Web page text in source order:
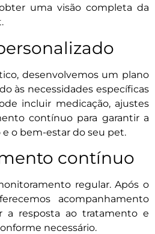
uma visão completa da
desenvolvemos um plano
às necessidades específicas
incluir medicação, ajustes
contínuo para garantir a
o bem-estar do seu pet.
contínuo
regular. Após o
acompanhamento
a resposta ao tratamento e
necessário.